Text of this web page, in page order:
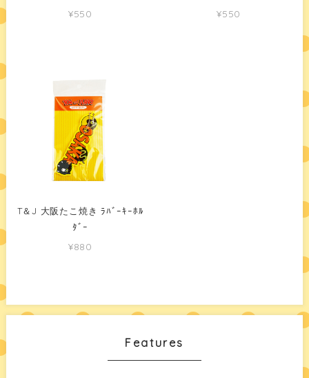
¥550 ¥550
T＆J 大阪たこ焼き ﾗﾊﾞｰｷｰﾎﾙ
ﾀﾞｰ
¥880
Features